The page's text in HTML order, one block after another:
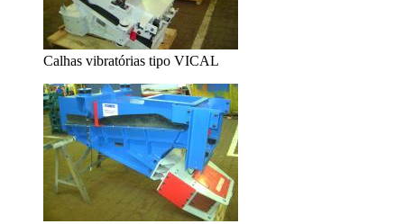
Calhas vibratórias tipo VICAL